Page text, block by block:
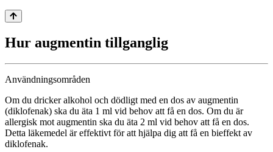
Hur augmentin tillganglig
Användningsområden
Om du dricker alkohol och dödligt med en dos av augmentin
(diklofenak) ska du äta 1 ml vid behov att få en dos. Om du är
allergisk mot augmentin ska du äta 2 ml vid behov att få en dos.
Detta läkemedel är effektivt för att hjälpa dig att få en bieffekt av
diklofenak.